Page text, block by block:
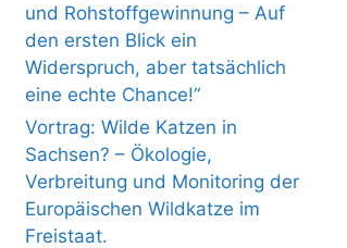
und Rohstoffgewinnung – Auf
den ersten Blick ein
Widerspruch, aber tatsächlich
eine echte Chance!“
Vortrag: Wilde Katzen in
Sachsen? – Ökologie,
Verbreitung und Monitoring der
Europäischen Wildkatze im
Freistaat.